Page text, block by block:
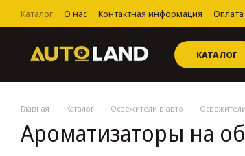
Перейти к основному контенту
Каталог О нас Контактная информация Оплата
Пользовательское соглашение
КАТАЛОГ
Главная Каталог Освежители в авто
Ароматизаторы на